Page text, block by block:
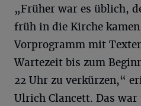
„Früher war es üblich,
früh in die Kirche
Vorprogramm mit
Wartezeit bis zum
22 Uhr zu verkürzen,“
Ulrich Clancett. Das